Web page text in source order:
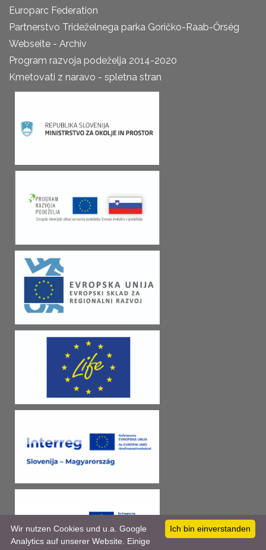
Europarc Federation
Partnerstvo Trideželnega parka Goričko-Raab-Őrség
Webseite - Archiv
Program razvoja podeželja 2014-2020
Kmetovati z naravo - spletna stran
Ich bin einverstanden
Wir nutzen Cookies und u.a. Google
Analytics auf unserer Website. Einige